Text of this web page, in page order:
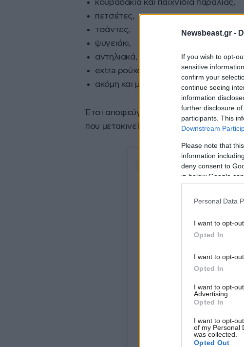
Newsbeast.gr -
If you wish to opt-
sensitive
confirm your
continue seeing
information
further disclosure
participants. This
Downstream
Please note that
information
deny consent to
in below Google
Personal Data
I want to opt-
Opted In
I want to opt-
Opted In
I want to opt-
Advertising.
Opted In
I want to opt-
of my Personal
was collected.
Opted Out
κουβαδάκια και παιχνίδια παραλίας,
πετσέτες,
τσάντες,
ψυγειάκι,
αντηλιακά,
extra ρούχα,
ακόμη και μικρά φουσκωτά ή beach
Έτσι αποφεύγετε τις πολλαπλές
που μετακινείστε.
View this